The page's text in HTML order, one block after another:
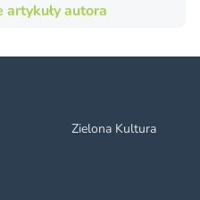
artykuły autora
Zielona Kultura